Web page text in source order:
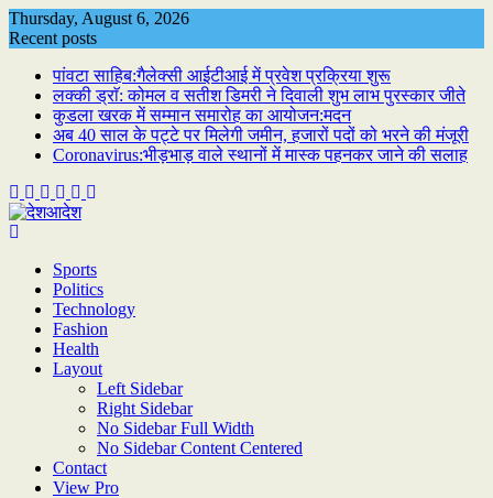
Skip
to
Thursday, August 6, 2026
Recent posts
पांवटा साहिब:गैलेक्सी आईटीआई में प्रवेश प्रक्रिया शुरू
लक्की ड्राॅ: कोमल व सतीश डिमरी ने दिवाली शुभ लाभ पुरस्कार जीते
कुडला खरक में सम्मान समारोह का आयोजन:मदन
अब 40 साल के पट्टे पर मिलेगी जमीन, हजारों पदों को भरने की मंजूरी
Coronavirus:भीड़भाड़ वाले स्थानों में मास्क पहनकर जाने की सलाह
Sports
Politics
Technology
Fashion
Health
Layout
Left Sidebar
Right Sidebar
No Sidebar Full Width
No Sidebar Content Centered
Contact
View Pro